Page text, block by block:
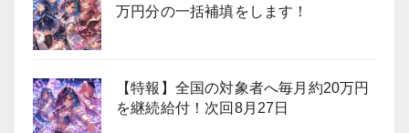
万円分の一括補填をします！
【特報】全国の対象者へ毎月約20万円
を継続給付！次回8月27日